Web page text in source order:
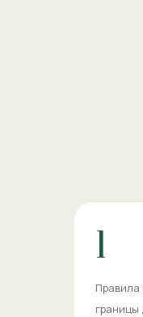
1
границы